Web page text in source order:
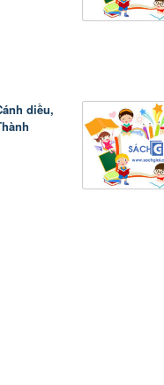
diều,